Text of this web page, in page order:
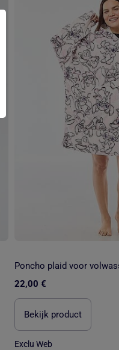
Poncho plaid voor
22,00 €
Bekijk product
Exclu Web